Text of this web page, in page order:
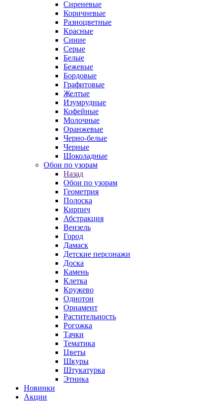
Сиреневые
Коричневые
Разноцветные
Красные
Синие
Серые
Белые
Бежевые
Бордовые
Графитовые
Желтые
Изумрудные
Кофейные
Молочные
Оранжевые
Черно-белые
Черные
Шоколадные
Обои по узорам
Назад
Обои по узорам
Геометрия
Полоска
Кирпич
Абстракция
Вензель
Город
Дамаск
Детские персонажи
Доска
Камень
Клетка
Кружево
Однотон
Орнамент
Растительность
Рогожка
Тачки
Тематика
Цветы
Шкуры
Штукатурка
Этника
Новинки
Акции